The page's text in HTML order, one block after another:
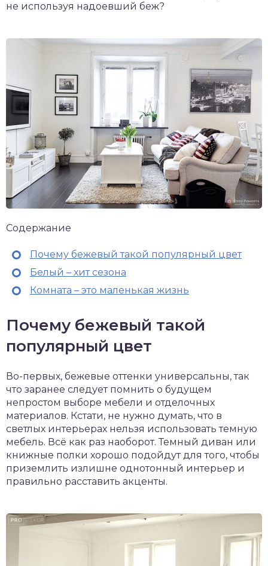
не используя надоевший беж?
Содержание
Почему бежевый такой популярный цвет
Белый – хит сезона
Комната – это маленькая жизнь
Почему бежевый такой
популярный цвет
Во-первых, бежевые оттенки универсальны, так
что заранее следует помнить о будущем
непростом выборе мебели и отделочных
материалов. Кстати, не нужно думать, что в
светлых интерьерах нельзя использовать темную
мебель. Всё как раз наоборот. Темный диван или
книжные полки хорошо подойдут для того, чтобы
приземлить излишне однотонный интерьер и
правильно расставить акценты.